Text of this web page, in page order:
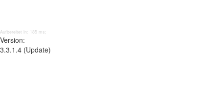
Aufbereitet in: 185 ms;
Version:
3.3.1.4 (Update)